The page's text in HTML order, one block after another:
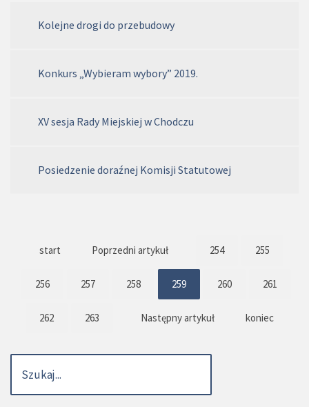
Kolejne drogi do przebudowy
Konkurs „Wybieram wybory” 2019.
XV sesja Rady Miejskiej w Chodczu
Posiedzenie doraźnej Komisji Statutowej
start Poprzedni artykuł 254 255
256 257 258 259 260 261
262 263 Następny artykuł koniec